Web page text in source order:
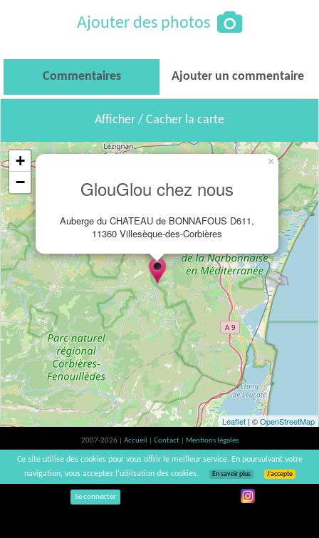
Ajouter des photos
Commentaires Ajouter un commentaire
Afficher / Cacher la carte
GlouGlou chez nous
Auberge du CHATEAU de BONNAFOUS D611,
11360 Villesèque-des-Corbières
×
+
−
Leaflet | ©OpenStreetMap
2007-2026 | Accueil Contact
Mentions légales
L'abus d'alcool est dangereux pour la santé, à consommer avec modération. |
vinsnaturels | v3.12
Se connecter
Ce site utilise des cookies pour vous offrir le meilleur service. En poursuivant votre
navigation, vous acceptez l’utilisation des cookies.
En savoir plus J’accepte